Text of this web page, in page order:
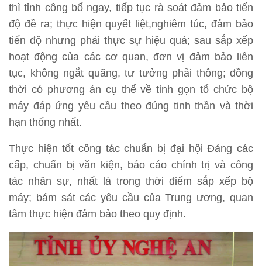
thì tỉnh công bố ngay, tiếp tục rà soát đảm bảo tiến
độ đề ra; thực hiện quyết liệt,nghiêm túc, đảm bảo
tiến độ nhưng phải thực sự hiệu quả; sau sắp xếp
hoạt động của các cơ quan, đơn vị đảm bảo liên
tục, không ngắt quãng, tư tưởng phải thông; đồng
thời có phương án cụ thể về tinh gọn tổ chức bộ
máy đáp ứng yêu cầu theo đúng tinh thần và thời
hạn thống nhất.
Thực hiện tốt công tác chuẩn bị đại hội Đảng các
cấp, chuẩn bị văn kiện, báo cáo chính trị và công
tác nhân sự, nhất là trong thời điểm sắp xếp bộ
máy; bám sát các yêu cầu của Trung ương, quan
tâm thực hiện đảm bảo theo quy định.